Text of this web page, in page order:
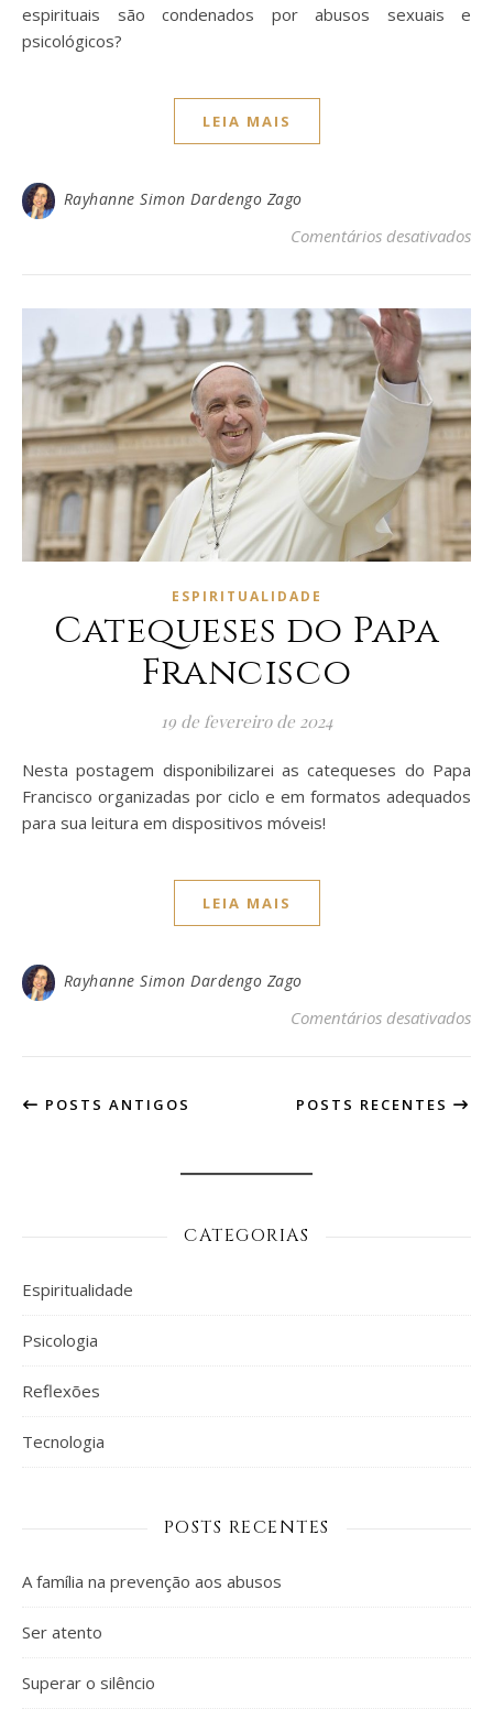
espirituais são condenados por abusos sexuais e
psicológicos?
LEIA MAIS
Rayhanne Simon Dardengo Zago
Comentários desativados
ESPIRITUALIDADE
Catequeses do Papa
Francisco
19 de fevereiro de 2024
Nesta postagem disponibilizarei as catequeses do Papa
Francisco organizadas por ciclo e em formatos adequados
para sua leitura em dispositivos móveis!
LEIA MAIS
Rayhanne Simon Dardengo Zago
Comentários desativados
POSTS ANTIGOS POSTS RECENTES
CATEGORIAS
Espiritualidade
Psicologia
Reflexões
Tecnologia
POSTS RECENTES
A família na prevenção aos abusos
Ser atento
Superar o silêncio